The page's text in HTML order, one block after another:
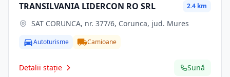
TRANSILVANIA LIDERCON RO SRL 2.4 km
SAT CORUNCA, nr. 377/6, Corunca, jud. Mures
Autoturisme Camioane
Detalii stație Sună